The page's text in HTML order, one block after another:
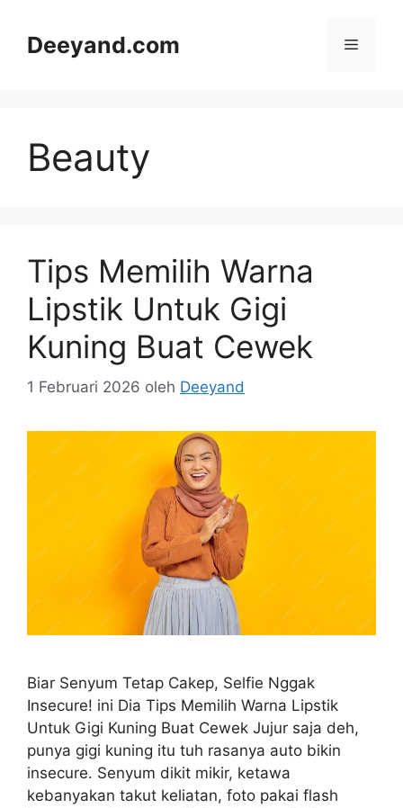
Deeyand.com Menu
Beauty
Tips Memilih Warna
Lipstik Untuk Gigi
Kuning Buat Cewek
1 Februari 2026 oleh Deeyand
Biar Senyum Tetap Cakep, Selfie Nggak
Insecure! ini Dia Tips Memilih Warna Lipstik
Untuk Gigi Kuning Buat Cewek Jujur saja deh,
punya gigi kuning itu tuh rasanya auto bikin
insecure. Senyum dikit mikir, ketawa
kebanyakan takut keliatan, foto pakai flash